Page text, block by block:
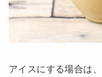
アイスにする場合は、